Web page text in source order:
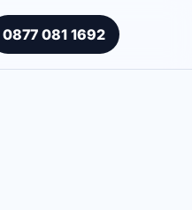
0877 081 1692